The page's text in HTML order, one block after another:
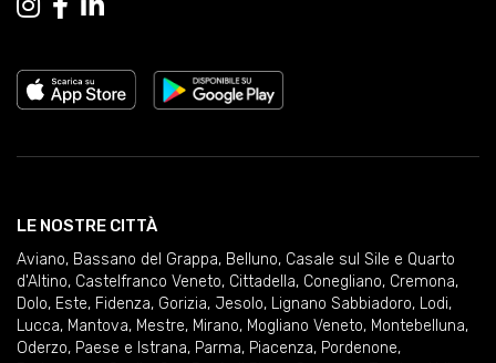
LE NOSTRE CITTÀ
Aviano, Bassano del Grappa, Belluno, Casale sul Sile e Quarto
d'Altino, Castelfranco Veneto, Cittadella, Conegliano, Cremona,
Dolo, Este, Fidenza, Gorizia, Jesolo, Lignano Sabbiadoro, Lodi,
Lucca, Mantova, Mestre, Mirano, Mogliano Veneto, Montebelluna,
Oderzo, Paese e Istrana, Parma, Piacenza, Pordenone,